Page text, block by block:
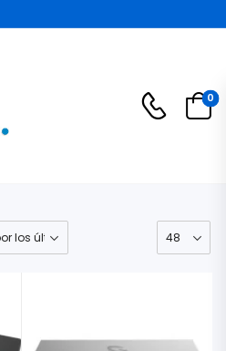
0
USB 300MBPS